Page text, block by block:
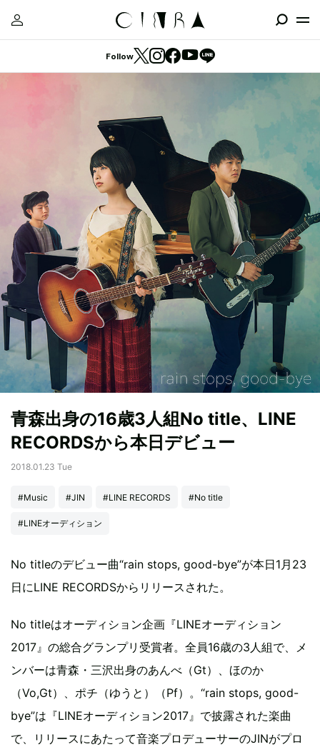
Follow
青森出身の16歳3人組No title、LINE
RECORDSから本日デビュー
2018.01.23 Tue
#Music #JIN #LINE RECORDS #No title
#LINEオーディション
No titleのデビュー曲“rain stops, good-bye”が本日1月23
日にLINE RECORDSからリリースされた。
No titleはオーディション企画『LINEオーディション
2017』の総合グランプリ受賞者。全員16歳の3人組で、メ
ンバーは青森・三沢出身のあんべ（Gt）、ほのか
（Vo,Gt）、ポチ（ゆうと）（Pf）。“rain stops, good-
bye”は『LINEオーディション2017』で披露された楽曲
で、リリースにあたって音楽プロデューサーのJINがプロ